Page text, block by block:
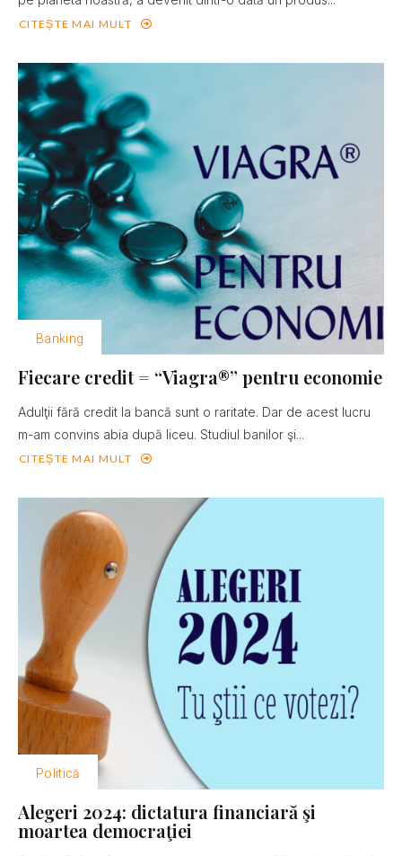
CITEȘTE MAI MULT
Banking
Fiecare credit = “Viagra®” pentru economie
Adulţii fără credit la bancă sunt o raritate. Dar de acest lucru
m-am convins abia după liceu. Studiul banilor şi...
CITEȘTE MAI MULT
Politică
Alegeri 2024: dictatura financiară şi
moartea democraţiei